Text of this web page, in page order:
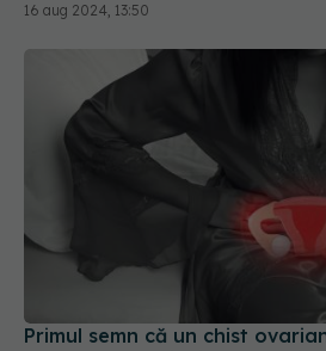
Primul semn că un chist
spargă. Dacă simți asta, fugi la